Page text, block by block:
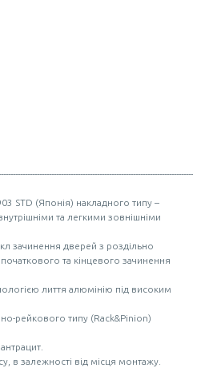
STD (Японія) накладного типу –
та легкими зовнішніми
зачинення дверей з роздільно
та кінцевого зачинення
лиття алюмінію під високим
рейкового типу (Rack&Pinion)
в залежності від місця монтажу.